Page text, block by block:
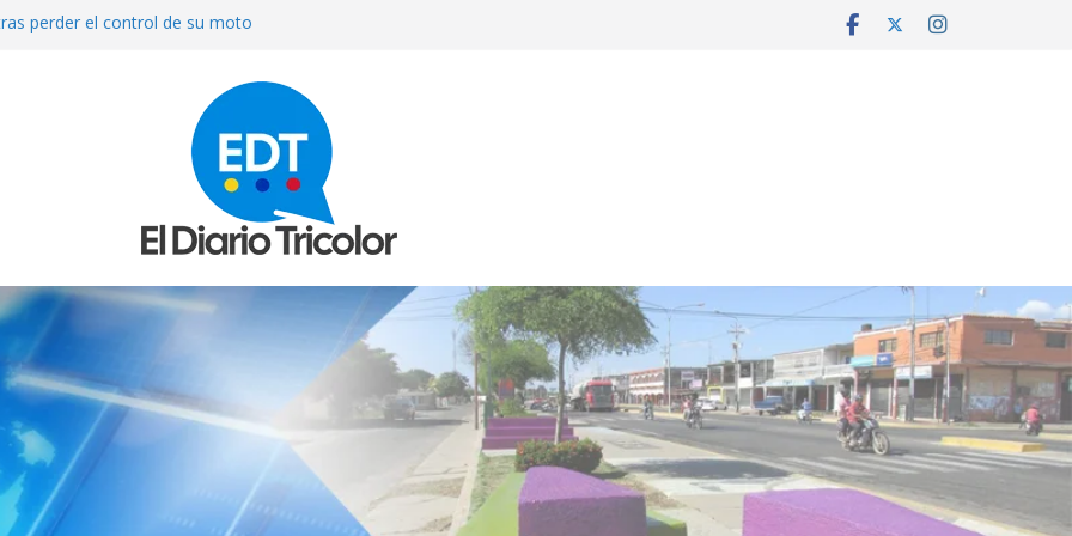
perder el control de su moto
A LA JUEZA MARIA LOURDES
en el sicariato del
Cárcamo en La Concepción
detenido en Perú tras muerte de